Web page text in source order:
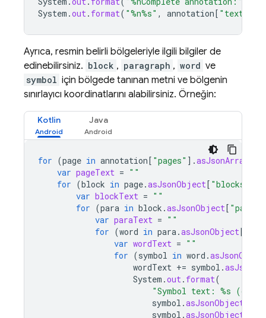
System .out. format( "%n%s" , annotation[ "text"
Ayrıca, resmin belirli bölgeleriyle ilgili bilgiler de
edinebilirsiniz. block , paragraph , word ve
symbol için bölgede tanınan metni ve bölgenin
sınırlayıcı koordinatlarını alabilirsiniz. Örneğin:
Kotlin Java
for (page in annotation[ "pages" ] .asJsonArray
var pageText = ""
for (block in page.asJsonObject[ "blocks"
var blockText = ""
for (para in block .asJsonObject[
var paraText = ""
for (word in para.asJsonObject[
var wordText = ""
for (symbol in word .
wordText += symbol .
System .out. format(
"Symbol text: %s
symbol .asJsonObject
symbol .asJsonObject